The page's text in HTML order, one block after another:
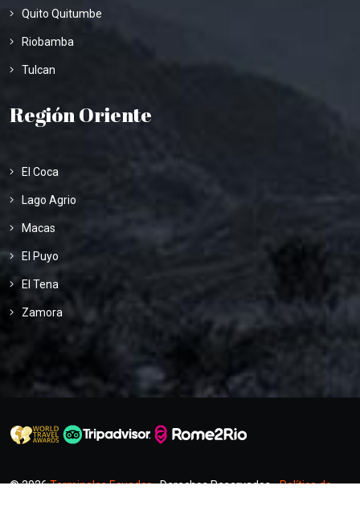
Quito Quitumbe
Riobamba
Tulcan
Región Oriente
El Coca
Lago Agrio
Macas
El Puyo
El Tena
Zamora
© 2026Terminales Ecuador- Derechos Reservados -Política de